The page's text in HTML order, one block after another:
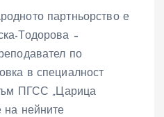
партньорство е
Тодорова –
по
в специалност
ПГСС „Царица
на нейните